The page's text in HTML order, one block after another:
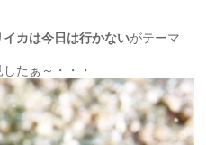
イカは今日は行かないがテーマ
たぁ～・・・